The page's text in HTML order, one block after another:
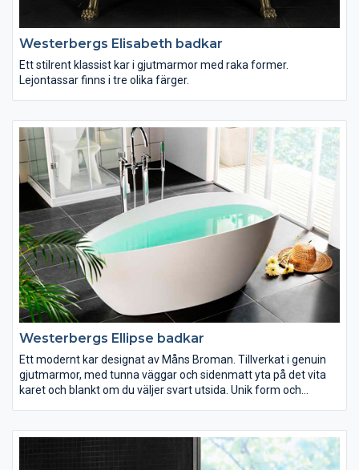
Westerbergs Elisabeth badkar
Ett stilrent klassist kar i gjutmarmor med raka former.
Lejontassar finns i tre olika färger.
Westerbergs Ellipse badkar
Ett modernt kar designat av Måns Broman. Tillverkat i genuin
gjutmarmor, med tunna väggar och sidenmatt yta på det vita
karet och blankt om du väljer svart utsida. Unik form och